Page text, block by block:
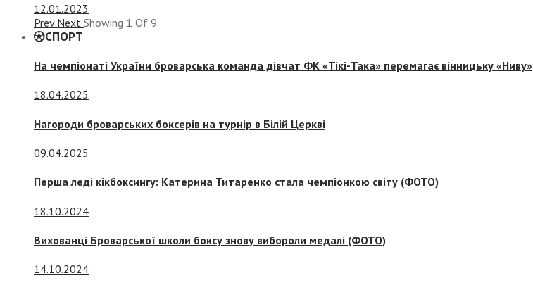
12.01.2023
Prev Next Showing 1 Of 9
СПОРТ
На чемпіонаті України броварська команда дівчат ФК «Тікі-Така» перемагає вінницьку «Ниву»
18.04.2025
Нагороди броварських боксерів на турнір в Білій Церкві
09.04.2025
Перша леді кікбоксингу: Катерина Титаренко стала чемпіонкою світу (ФОТО)
18.10.2024
Вихованці Броварської школи боксу знову вибороли медалі (ФОТО)
14.10.2024